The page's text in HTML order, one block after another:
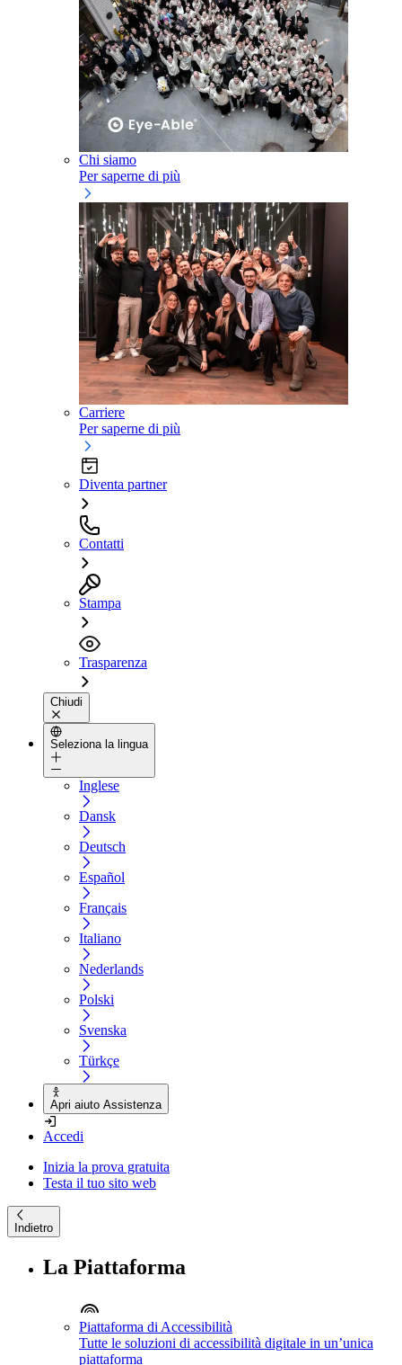
Chi siamo
Per saperne di più
Carriere
Per saperne di più
Diventa partner
Contatti
Stampa
Trasparenza
Chiudi
Seleziona la lingua
Inglese
Dansk
Deutsch
Español
Français
Italiano
Nederlands
Polski
Svenska
Türkçe
Apri aiuto Assistenza
Accedi
Inizia la prova gratuita
Testa il tuo sito web
Indietro
La Piattaforma
Piattaforma di Accessibilità
Tutte le soluzioni di accessibilità digitale in un’unica
piattaforma